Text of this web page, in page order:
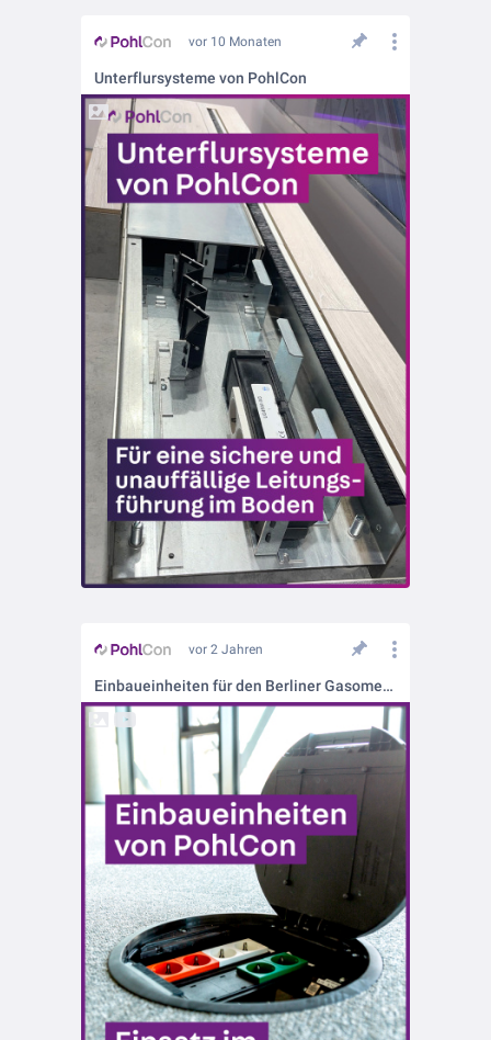
vor 10 Monaten
Unterflursysteme von PohlCon
vor 2 Jahren
Einbaueinheiten für den Berliner Gasometer